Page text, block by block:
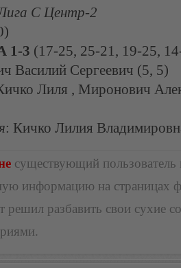
С Центр-2
1-3 (17-25, 25-21, 19-25,
Василий Сергеевич (5, 5)
Лиля , Миронович
: Кичко Лилия
существующий пользователь
информацию на страницах
решил разбавить свои сухие